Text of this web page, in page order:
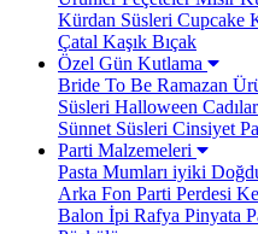
Kürdan Süsleri Cupcake
Çatal Kaşık Bıçak
Özel Gün Kutlama
Bride To Be Ramazan
Süsleri Halloween
Sünnet Süsleri Cinsiyet
Parti Malzemeleri
Pasta Mumları iyiki
Arka Fon Parti Perdesi
Balon İpi Rafya Pinyata